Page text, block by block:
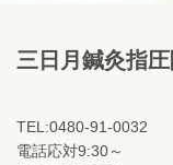
三日月鍼灸指
TEL:0480-91-0032
電話応対9:30～